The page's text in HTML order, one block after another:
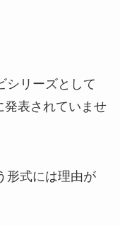
シリーズとして
発表されていませ
形式には理由が